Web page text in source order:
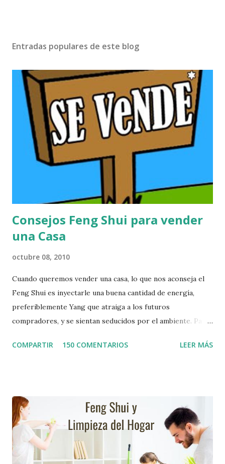
b
i
Entradas populares de este blog
Consejos Feng Shui para vender
una Casa
octubre 08, 2010
Cuando queremos vender una casa, lo que nos aconseja el
Feng Shui es inyectarle una buena cantidad de energía,
preferiblemente Yang que atraiga a los futuros
compradores, y se sientan seducidos por el ambiente. Para
tomar en cuenta en el momento de activación del ambiente,
camino de entrada, elimine cualquier obstáculo que pueda
impedir la vista de la casa, como: corte ramas punteadas de
la entrada del jardín, pinte su casa con colores yang.
Siembre flores que ayuden a dar una bienvenida a los
futuros compradores, especialmente amarillas. Cambie las
COMPARTIR 150 COMENTARIOS LEER MÁS